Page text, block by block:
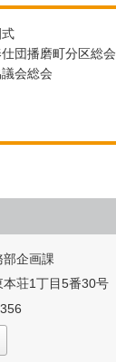
団播磨町分区総会
会総会
企画課
荘1丁目5番30号